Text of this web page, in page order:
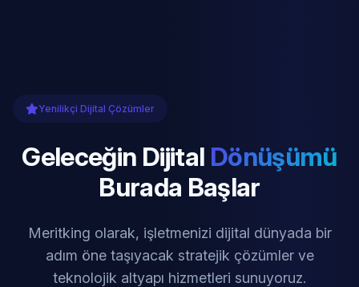
Yenilikçi Dijital Çözümler
Geleceğin Dijital Dönüşümü
Burada Başlar
Meritking olarak, işletmenizi dijital dünyada bir
adım öne taşıyacak stratejik çözümler ve
teknolojik altyapı hizmetleri sunuyoruz.